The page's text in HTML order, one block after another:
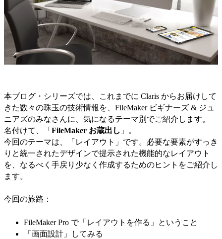
本ブログ・シリーズでは、これまでに Claris からお届けして
きた数々の珠玉の技術情報を、FileMaker ビギナーズ & ジュ
ニアズのみなさんに、気になるテーマ別でご紹介します。
名付けて、「 FileMaker お蔵出し 」。
今回のテーマは、「レイアウト」です。必要な要素がすっき
りと統一されたデザインで提示された機能的なレイアウト
を、なるべく手戻り少なく作成するためのヒントをご紹介し
ます。
今回の旅路：
FileMaker Pro で「レイアウトを作る」ということ
「画面設計」してみる